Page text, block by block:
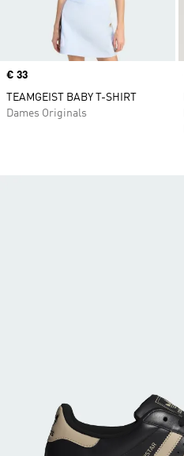
Price
€ 33
TEAMGEIST BABY T-SHIRT
Dames Originals